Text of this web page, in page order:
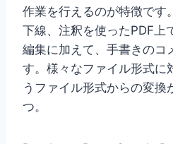
作業を行えるのが特徴です
下線、注釈を使ったPDF上
編集に加えて、手書きのコ
す。様々なファイル形式に
うファイル形式からの変換
つ。